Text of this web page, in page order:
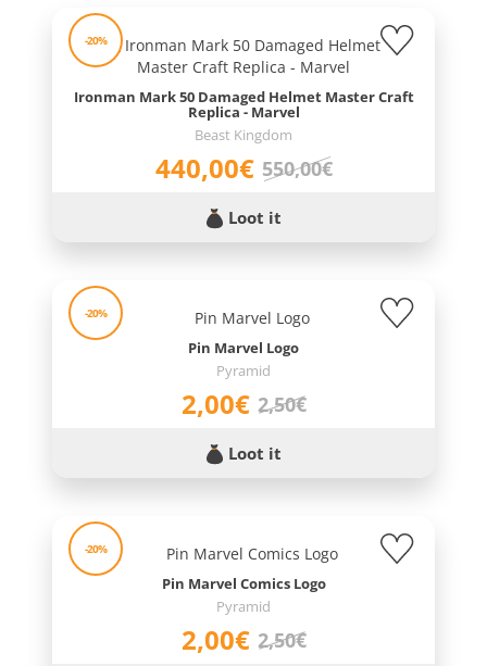
-20%
Ironman Mark 50 Damaged Helmet Master Craft
Replica - Marvel
Beast Kingdom
440,00€ 550,00€
Loot it
-20%
Pin Marvel Logo
Pyramid
2,00€ 2,50€
Loot it
-20%
Pin Marvel Comics Logo
Pyramid
2,00€ 2,50€